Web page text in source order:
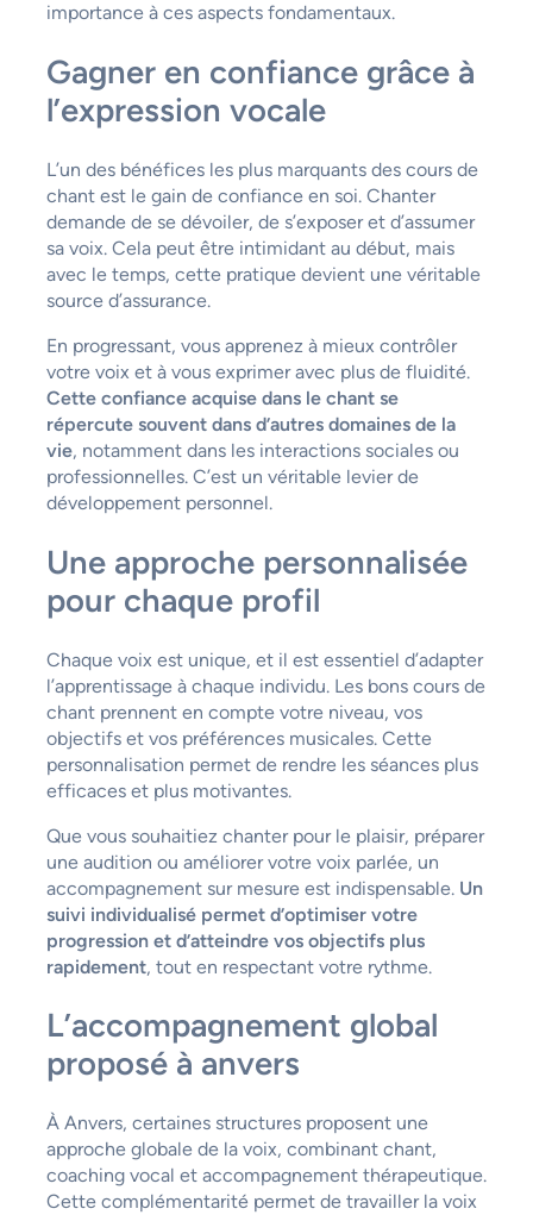
importance à ces aspects fondamentaux.
Gagner en confiance grâce à
l’expression vocale
L’un des bénéfices les plus marquants des cours de
chant est le gain de confiance en soi. Chanter
demande de se dévoiler, de s’exposer et d’assumer
sa voix. Cela peut être intimidant au début, mais
avec le temps, cette pratique devient une véritable
source d’assurance.
En progressant, vous apprenez à mieux contrôler
votre voix et à vous exprimer avec plus de fluidité.
Cette confiance acquise dans le chant se
répercute souvent dans d’autres domaines de la
vie, notamment dans les interactions sociales ou
professionnelles. C’est un véritable levier de
développement personnel.
Une approche personnalisée
pour chaque profil
Chaque voix est unique, et il est essentiel d’adapter
l’apprentissage à chaque individu. Les bons cours de
chant prennent en compte votre niveau, vos
objectifs et vos préférences musicales. Cette
personnalisation permet de rendre les séances plus
efficaces et plus motivantes.
Que vous souhaitiez chanter pour le plaisir, préparer
une audition ou améliorer votre voix parlée, un
accompagnement sur mesure est indispensable. Un
suivi individualisé permet d’optimiser votre
progression et d’atteindre vos objectifs plus
rapidement, tout en respectant votre rythme.
L’accompagnement global
proposé à anvers
À Anvers, certaines structures proposent une
approche globale de la voix, combinant chant,
coaching vocal et accompagnement thérapeutique.
Cette complémentarité permet de travailler la voix